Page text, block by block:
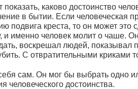
показать, каково достоинство
в бытии. Если человеческая
подвига креста, то он может это
и именно человек молит о чаше.
воскрешал людей, показывал
С отвратительными
сам. Он мог бы выбрать одно
человеческого достоинства.